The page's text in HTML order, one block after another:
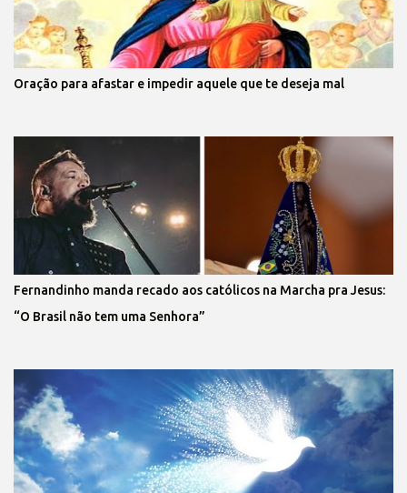
Oração para afastar e impedir aquele que te deseja mal
Fernandinho manda recado aos católicos na Marcha pra Jesus:
“O Brasil não tem uma Senhora”